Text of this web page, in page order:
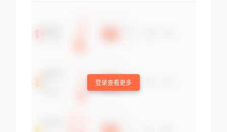
登录查看更多